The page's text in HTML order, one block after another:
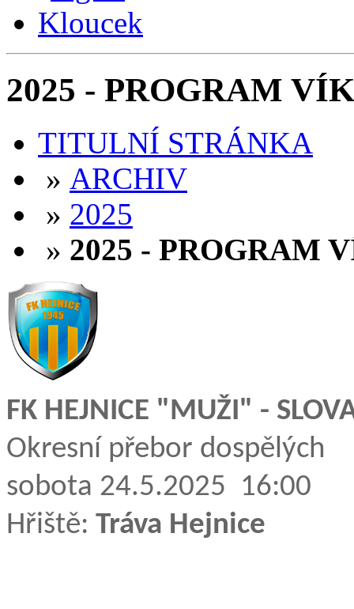
2025 - PROGRAM
TITULNÍ STRÁNKA
» ARCHIV
» 2025
» 2025 - PROGRAM
FK HEJNICE "MUŽI" -
Okresní přebor dospělých
sobota 24.5.2025 16:00
Hřiště: Tráva Hejnice